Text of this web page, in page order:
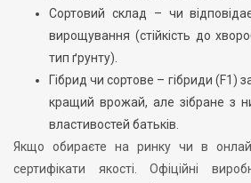
Сортовий склад – чи
вирощування (стійкість до
тип ґрунту).
Гібрид чи сортове – гібриди (F1)
кращий врожай, але зібране з
властивостей батьків.
Якщо обираєте на ринку чи в
сертифікати якості. Офіційні